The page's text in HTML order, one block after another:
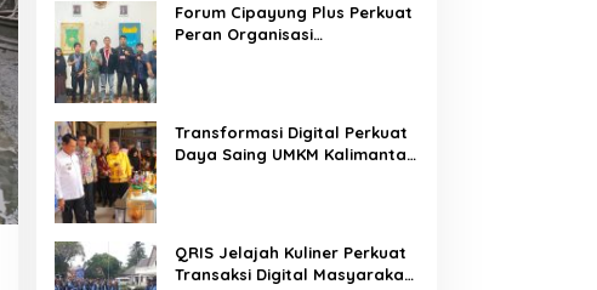
Forum Cipayung Plus Perkuat
Peran Organisasi
Transformasi Digital Perkuat
Daya Saing UMKM Kalimantan
QRIS Jelajah Kuliner Perkuat
Transaksi Digital Masyarakat